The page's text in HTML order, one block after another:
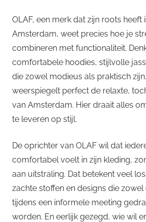
OLAF, een merk dat zijn roots heeft
Amsterdam, weet precies hoe je
combineren met functionaliteit.
comfortabele hoodies, stijlvolle
die zowel modieus als praktisch
weerspiegelt perfect de relaxte,
van Amsterdam. Hier draait alles
te leveren op stijl.
De oprichter van OLAF wil dat
comfortabel voelt in zijn kleding,
aan uitstraling. Dat betekent veel
zachte stoffen en designs die zowel
tijdens een informele meeting
worden. En eerlijk gezegd, wie wil er